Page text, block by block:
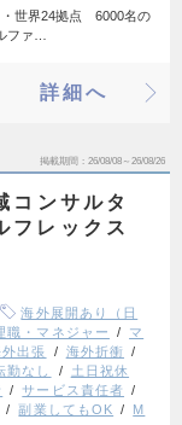
・世界24拠点 6000名の
ファ…
詳細へ
掲載期間 26/08/08～26/08/26
コンサルタ
フレックス
海外展開あり（日
職・マネジャー
マ
外出張
海外折衝
勤なし
土日祝休
サービス責任者
副業してもOK
M